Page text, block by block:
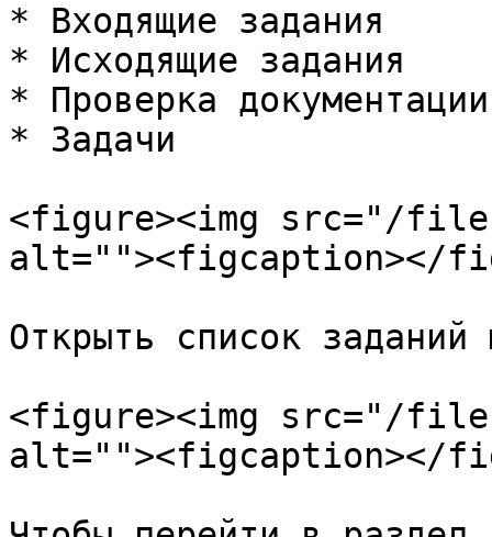
* Входящие задания
* Исходящие задания
* Проверка документации
* Задачи
<figure><img src="/files/
alt=""><figcaption></
Открыть список
<figure><img src="/
alt=""><figcaption></